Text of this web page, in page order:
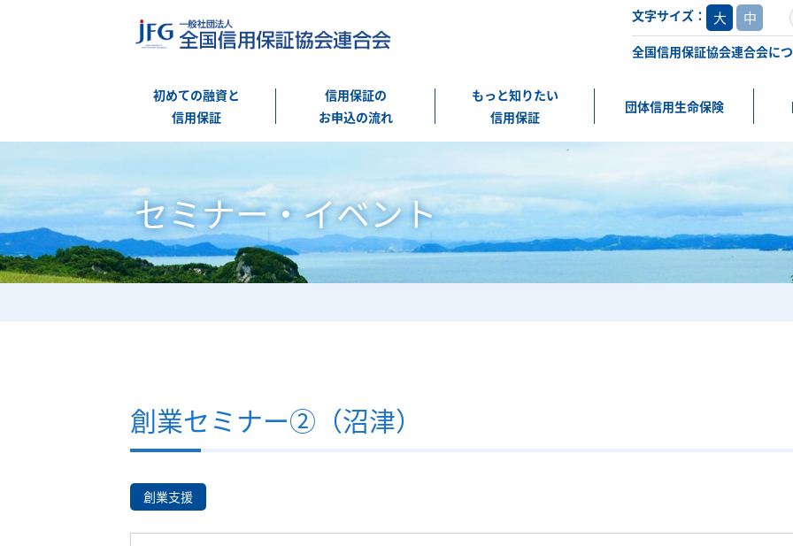
文字サイズ： 大 中
全国信用保証協会連合会に
初めての融資と
信用保証
信用保証の
お申込の流れ
もっと知りたい
信用保証
団体信用生命保険
セミナー・イベント
創業セミナー②（沼津）
創業支援